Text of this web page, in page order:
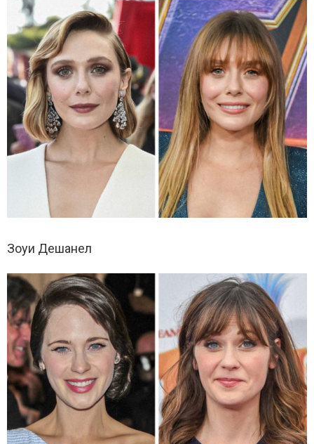
Зоуи Дешанел